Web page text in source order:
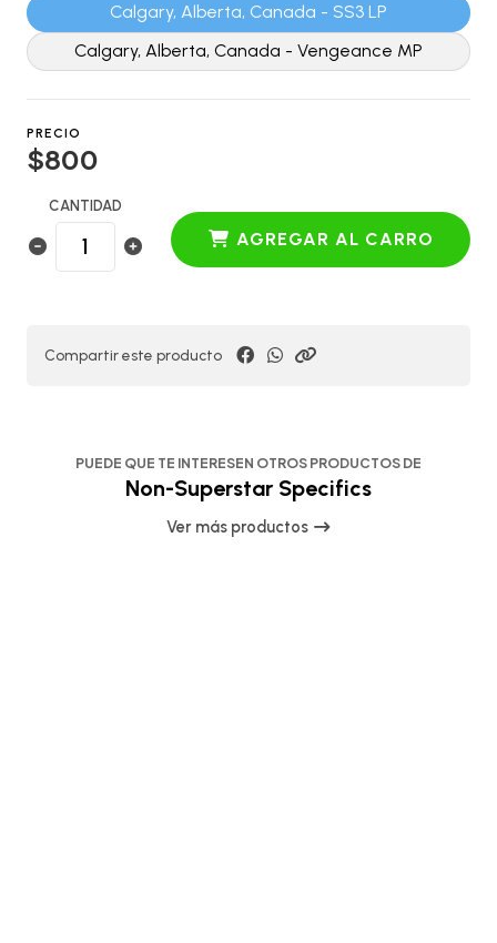
Calgary, Alberta, Canada - SS3 LP
Calgary, Alberta, Canada - Vengeance MP
PRECIO
$800
CANTIDAD
AGREGAR AL CARRO
Compartir este producto
PUEDE QUE TE INTERESEN OTROS PRODUCTOS DE
Non-Superstar Specifics
Ver más productos